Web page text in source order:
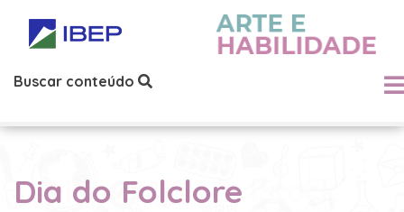
Buscar conteúdo
Dia do Folclore